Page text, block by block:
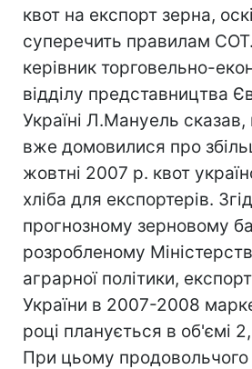
квот на експорт зерна,
суперечить правилам
керівник торговельно-
відділу представництва
Україні Л.Мануель
вже домовилися про
жовтні 2007 р. квот
хліба для експортерів.
прогнозному зерновому
розробленому
аграрної політики,
України в 2007-2008
році планується в об'ємі
При цьому продовольчого